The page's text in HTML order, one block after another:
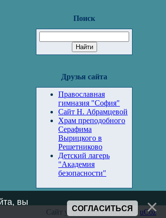
Поиск
Друзья сайта
Православная
гимназия "София"
Сайт Н. Абрамцевой
Храм преподобного
Серафима
Вырицкого в
Решетниково
Детский лагерь
"Академия
безопасности"
Сайт управляется системой uCoz
вы
СОГЛАСИТЬСЯ